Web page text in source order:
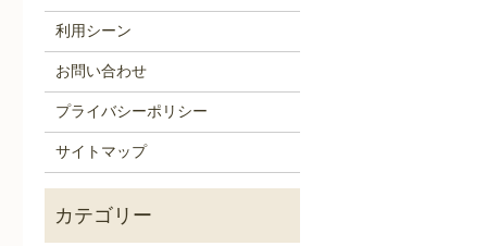
利用シーン
お問い合わせ
プライバシーポリシー
サイトマップ